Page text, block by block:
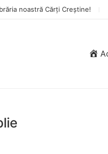
noastră Cărți Creștine!